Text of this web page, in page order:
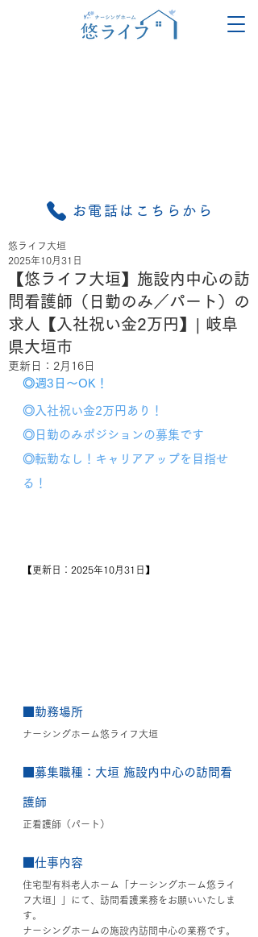
お電話はこちらから
【悠ライフ大垣】施設内中心の訪
問看護師（日勤のみ／パート）の
求人【入社祝い金2万円】| 岐阜
県大垣市
悠ライフ大垣
2025年10月31日
更新日： 2月16日
◎週3日〜OK！
◎入社祝い金2万円あり！
◎日勤のみポジションの募集です
◎転勤なし！キャリアアップを目指せ
る！
【更新日：2025年10月31日】
■勤務場所
ナーシングホーム悠ライフ大垣
■募集職種：大垣 施設内中心の訪問看
護師
正看護師（パート）
■仕事内容
住宅型有料老人ホーム 「ナーシングホーム悠ライ
フ大垣」
」にて、訪問看護業務をお願いいたしま
す。
ナーシングホームの施設内訪問中心の業務です。